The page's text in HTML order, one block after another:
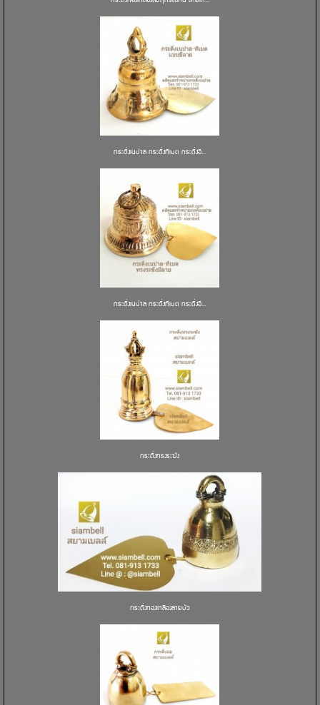
กระดิ่งเนปาล กระดิ่งทิเบต กระดิ่งอิ...
กระดิ่งเนปาล กระดิ่งทิเบต กระดิ่งอิ...
กระดิ่งทรงระฆัง
กระดิ่งทองเหลืองลายบัว